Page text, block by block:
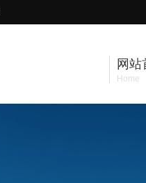
网站
Home